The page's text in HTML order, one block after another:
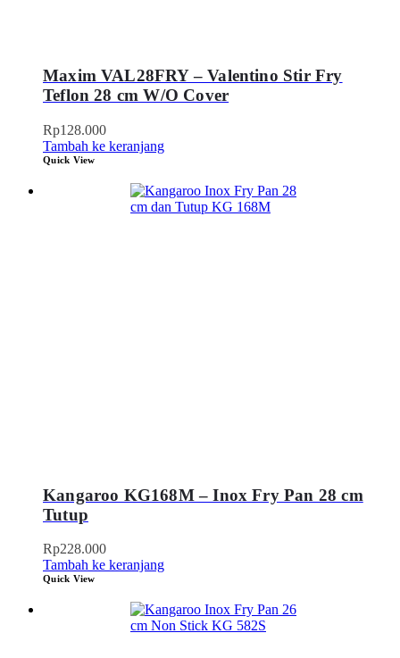
Maxim VAL28FRY – Valentino Stir Fry
Teflon 28 cm W/O Cover
Rp128.000
Tambah ke keranjang
Quick View
Kangaroo KG168M – Inox Fry Pan 28 cm
Tutup
Rp228.000
Tambah ke keranjang
Quick View